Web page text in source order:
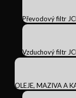
Převodový filtr
Vzduchový filtr
OLEJE, MAZIVA A